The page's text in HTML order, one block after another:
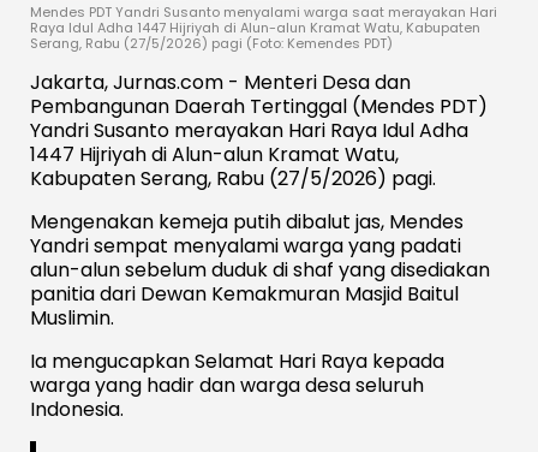
Mendes PDT Yandri Susanto menyalami warga saat merayakan Hari
Raya Idul Adha 1447 Hijriyah di Alun-alun Kramat Watu, Kabupaten
Serang, Rabu (27/5/2026) pagi (Foto: Kemendes PDT)
Jakarta, Jurnas.com - Menteri Desa dan
Pembangunan Daerah Tertinggal (Mendes PDT)
Yandri Susanto merayakan Hari Raya Idul Adha
1447 Hijriyah di Alun-alun Kramat Watu,
Kabupaten Serang, Rabu (27/5/2026) pagi.
Mengenakan kemeja putih dibalut jas, Mendes
Yandri sempat menyalami warga yang padati
alun-alun sebelum duduk di shaf yang disediakan
panitia dari Dewan Kemakmuran Masjid Baitul
Muslimin.
Ia mengucapkan Selamat Hari Raya kepada
warga yang hadir dan warga desa seluruh
Indonesia.